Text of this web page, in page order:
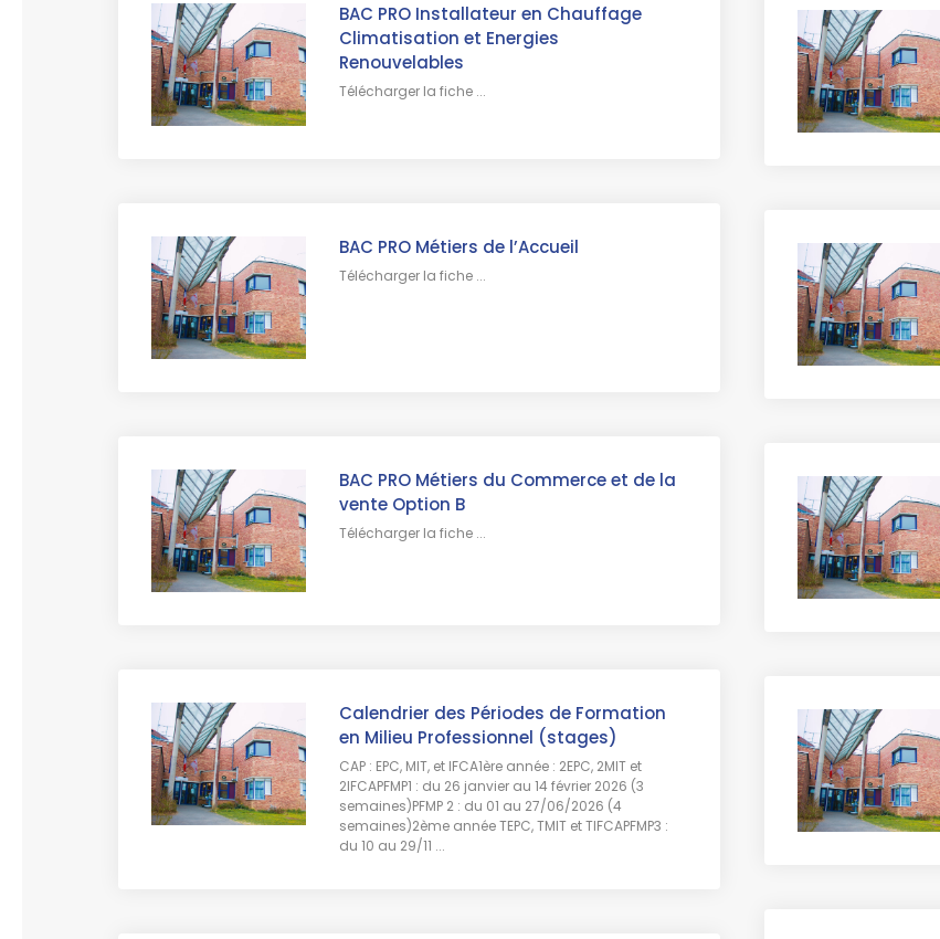
BAC PRO Installateur en Chauffage
Climatisation et Energies
Renouvelables
Télécharger la fiche ...
BAC PRO Métiers de l’Accueil
Télécharger la fiche ...
BAC PRO Métiers du Commerce et de la
vente Option B
Télécharger la fiche ...
Calendrier des Périodes de Formation
en Milieu Professionnel (stages)
CAP : EPC, MIT, et IFCA1ère année : 2EPC, 2MIT et
2IFCAPFMP1 : du 26 janvier au 14 février 2026 (3
semaines)PFMP 2 : du 01 au 27/06/2026 (4
semaines)2ème année TEPC, TMIT et TIFCAPFMP3 :
du 10 au 29/11 ...